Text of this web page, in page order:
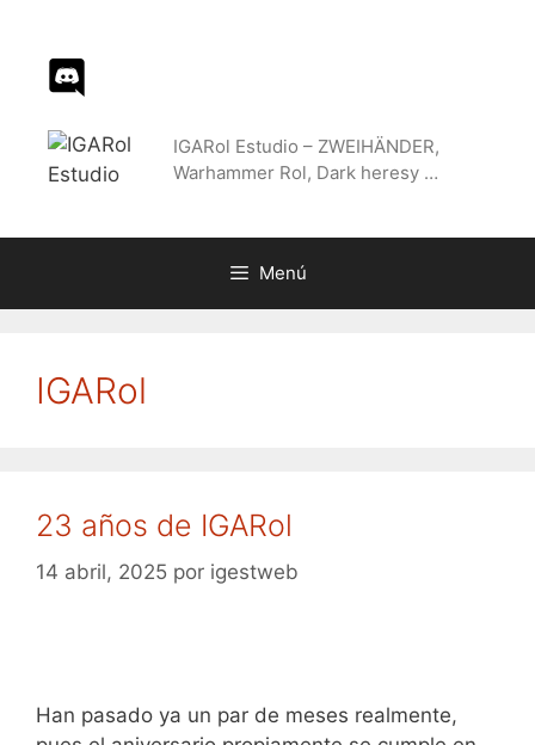
contenido
IGARol Estudio – ZWEIHÄNDER,
Warhammer Rol, Dark heresy …
Menú
IGARol
23 años de IGARol
14 abril, 2025 por igestweb
Han pasado ya un par de meses realmente,